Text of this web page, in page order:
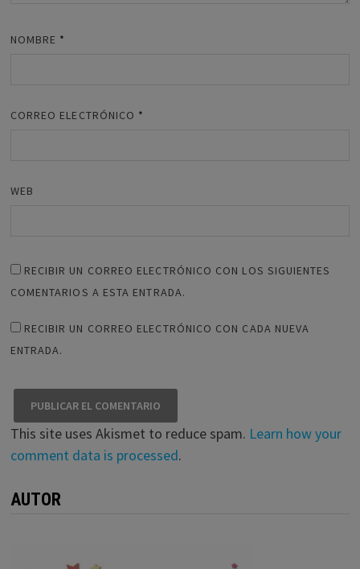
NOMBRE *
CORREO ELECTRÓNICO *
WEB
RECIBIR UN CORREO ELECTRÓNICO CON LOS SIGUIENTES
COMENTARIOS A ESTA ENTRADA.
RECIBIR UN CORREO ELECTRÓNICO CON CADA NUEVA
ENTRADA.
This site uses Akismet to reduce spam. Learn how your
comment data is processed.
AUTOR